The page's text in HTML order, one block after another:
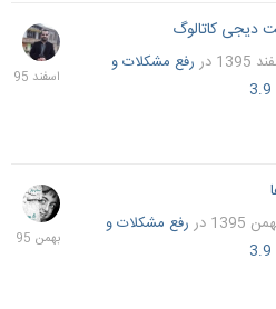
دیجی کاتالوگ
دررفع مشکلات و
10
دررفع مشکلات و
26
بهمن